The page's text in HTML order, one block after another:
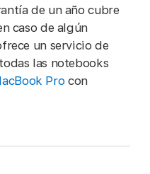
de un año cubre
caso de algún
un servicio de
las notebooks
Procon